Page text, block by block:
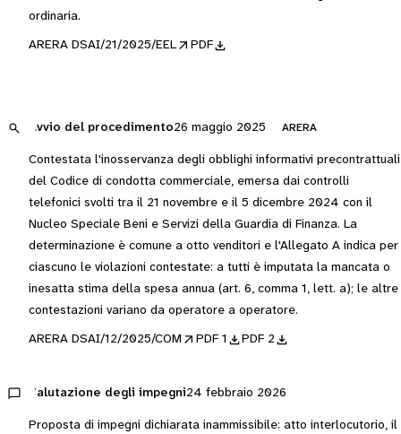
ordinaria.
ARERA DSAI/21/2025/EEL PDF
Avvio del procedimento26 maggio 2025 ARERA
Contestata l'inosservanza degli obblighi informativi precontrattuali
del Codice di condotta commerciale, emersa dai controlli
telefonici svolti tra il 21 novembre e il 5 dicembre 2024 con il
Nucleo Speciale Beni e Servizi della Guardia di Finanza. La
determinazione è comune a otto venditori e l'Allegato A indica per
ciascuno le violazioni contestate: a tutti è imputata la mancata o
inesatta stima della spesa annua (art. 6, comma 1, lett. a); le altre
contestazioni variano da operatore a operatore.
ARERA DSAI/12/2025/COM PDF 1 PDF 2
Valutazione degli impegni24 febbraio 2026
Proposta di impegni dichiarata inammissibile: atto interlocutorio, il